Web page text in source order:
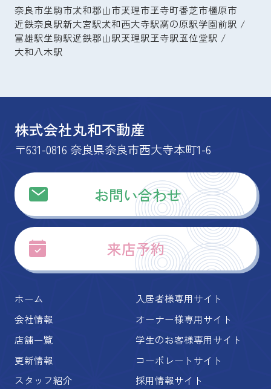
奈良市生駒市大和郡山市天理市王寺町香芝市橿原市
近鉄奈良駅新大宮駅大和西大寺駅高の原駅学園前駅
富雄駅生駒駅近鉄郡山駅天理駅王寺駅五位堂駅
大和八木駅
株式会社丸和不動産
〒631-0816 奈良県奈良市西大寺本町1-6
お問い合わせ
来店予約
ホーム
会社情報
店舗一覧
更新情報
スタッフ紹介
入居者様専用サイト
オーナー様専用サイト
学生のお客様専用サイト
コーポレートサイト
採用情報サイト